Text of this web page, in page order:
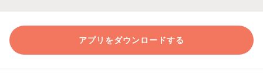
アプリをダウンロードする